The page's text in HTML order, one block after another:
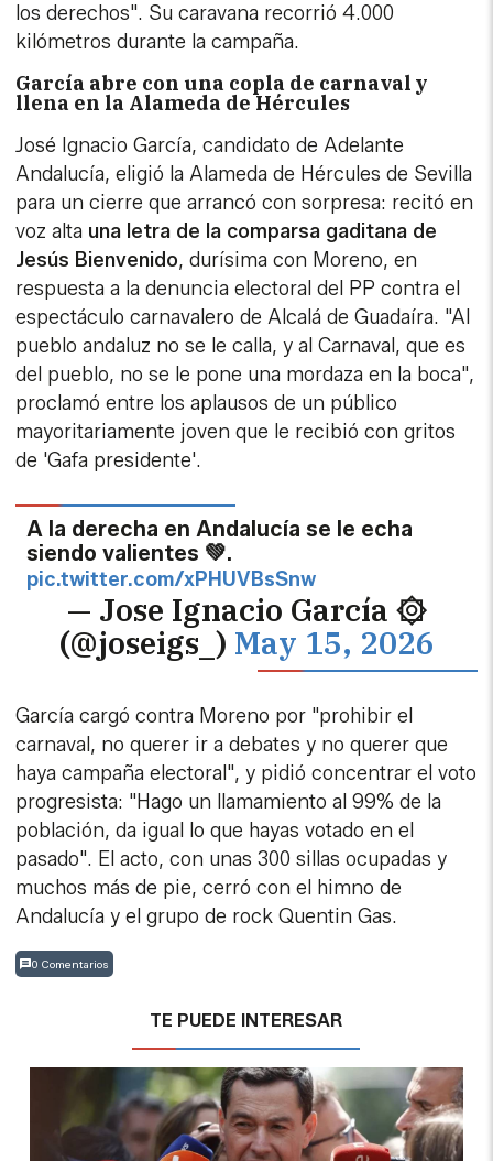
los derechos". Su caravana recorrió 4.000
kilómetros durante la campaña.
García abre con una copla de carnaval y
llena en la Alameda de Hércules
José Ignacio García, candidato de Adelante
Andalucía, eligió la Alameda de Hércules de Sevilla
para un cierre que arrancó con sorpresa: recitó en
voz alta una letra de la comparsa gaditana de
Jesús Bienvenido, durísima con Moreno, en
respuesta a la denuncia electoral del PP contra el
espectáculo carnavalero de Alcalá de Guadaíra. "Al
pueblo andaluz no se le calla, y al Carnaval, que es
del pueblo, no se le pone una mordaza en la boca",
proclamó entre los aplausos de un público
mayoritariamente joven que le recibió con gritos
de 'Gafa presidente'.
A la derecha en Andalucía se le echa
siendo valientes 💚.
pic.twitter.com/xPHUVBsSnw
— Jose Ignacio García ۞
(@joseigs_) May 15, 2026
García cargó contra Moreno por "prohibir el
carnaval, no querer ir a debates y no querer que
haya campaña electoral", y pidió concentrar el voto
progresista: "Hago un llamamiento al 99% de la
población, da igual lo que hayas votado en el
pasado". El acto, con unas 300 sillas ocupadas y
muchos más de pie, cerró con el himno de
Andalucía y el grupo de rock Quentin Gas.
0 Comentarios
TE PUEDE INTERESAR